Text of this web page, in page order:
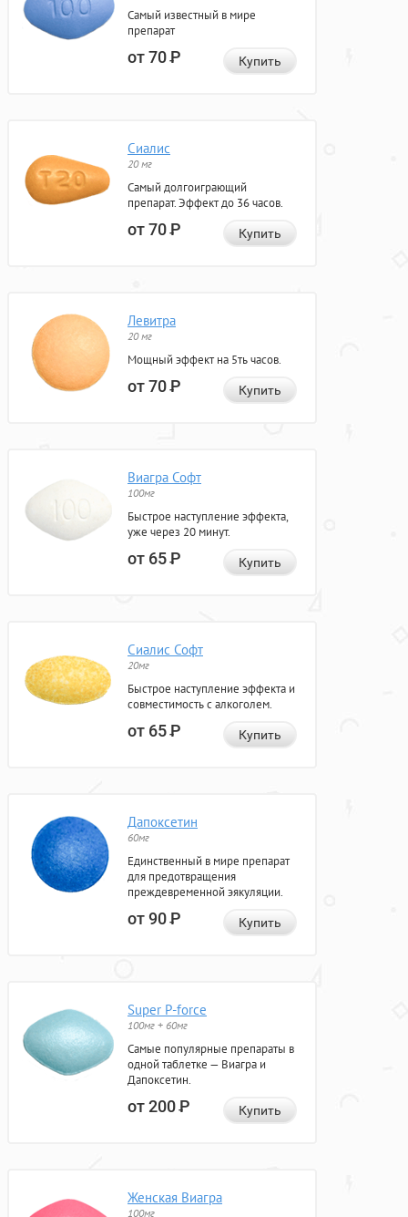
Самый известный в мире
препарат
от 70Р Купить
Сиалис
20 мг
Самый долгоиграющий
препарат. Эффект до 36 часов.
от 70Р Купить
Левитра
20 мг
Мощный эффект на 5ть часов.
от 70Р Купить
Виагра Софт
100мг
Быстрое наступление эффекта,
уже через 20 минут.
от 65Р Купить
Сиалис Софт
20мг
Быстрое наступление эффекта и
совместимость с алкоголем.
от 65Р Купить
Дапоксетин
60мг
Единственный в мире препарат
для предотвращения
преждевременной эякуляции.
от 90Р Купить
Super P-force
100мг + 60мг
Самые популярные препараты в
одной таблетке — Виагра и
Дапоксетин.
от 200Р Купить
Женская Виагра
100мг